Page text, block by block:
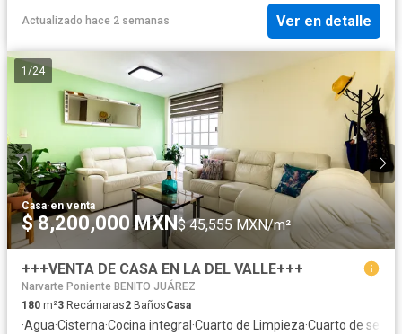
Actualizado hace 2 semanas Ver en detalle
1 /24
Casa·en venta
$ 8,200,000 MXN$ 45,555 MXN/m²
+++VENTA DE CASA EN LA DEL VALLE+++
Narvarte Poniente BENITO JUÁREZ
180 m²3 Recámaras2 BañosCasa
·Agua·Cisterna·Cocina integral ·Cuarto de Limpieza·Cuarto de